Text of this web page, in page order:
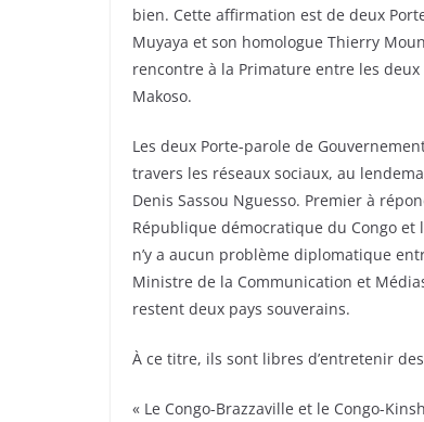
bien. Cette affirmation est de deux
Muyaya et son homologue Thierry
rencontre à la Primature entre les
Makoso.
Les deux Porte-parole de
travers les réseaux sociaux, au
Denis Sassou Nguesso. Premier à
République démocratique du Congo
n’y a aucun problème diplomatique
Ministre de la Communication et
restent deux pays souverains.
À ce titre, ils sont libres d’entretenir
« Le Congo-Brazzaville et le Congo-